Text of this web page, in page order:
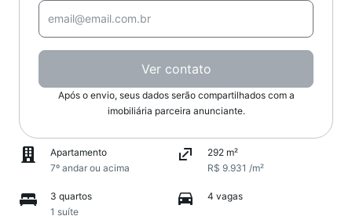
Ver contato
Após o envio, seus dados serão compartilhados com a
imobiliária parceira anunciante.
Apartamento
7º andar ou acima
292 m²
R$ 9.931 /m²
3 quartos
1 suíte
4 vagas